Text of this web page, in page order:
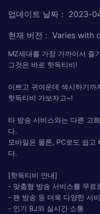
업데이트 날짜 : 2023-
현재 버전 : Varies with
MZ세대를 가장 가까이서 즐
그것은 바로 핫독티비!
이쁘고 귀여운데 섹시하기까
핫독티비 가보자고~!
타 방송 서비스와는 다른 고
다.
모바일은 물론, PC로도 쉽고
다.
[핫독티비 안내]
- 맞춤형 방송 서비스를 무료
- 팬 방송 등 더욱 다양한 서
- 인기 BJ와 실시간 소통